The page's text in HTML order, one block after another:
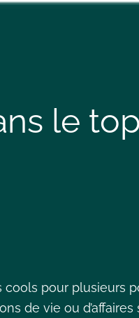
le top
pour plusieurs
de vie ou d’affaires